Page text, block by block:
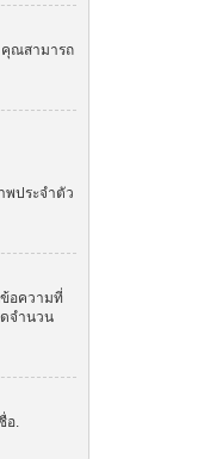
คุณสามารถ
พประจำตัว
อความที่
ดจำนวน
อ.